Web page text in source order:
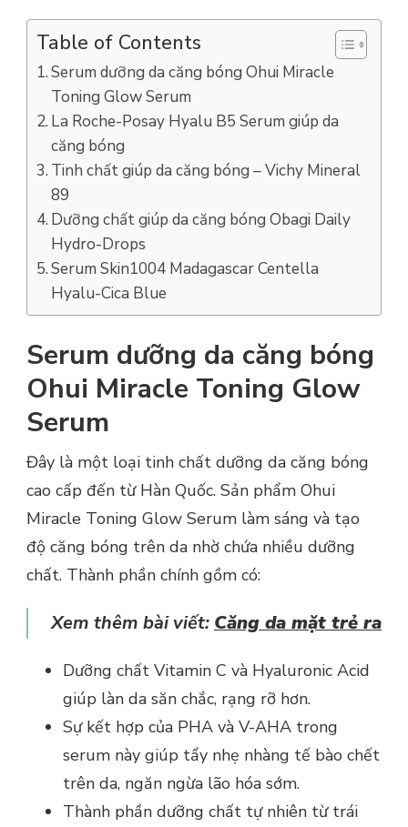
Table of Contents
Serum dưỡng da căng bóng Ohui Miracle
Toning Glow Serum
La Roche-Posay Hyalu B5 Serum giúp da
căng bóng
Tinh chất giúp da căng bóng – Vichy Mineral
89
Dưỡng chất giúp da căng bóng Obagi Daily
Hydro-Drops
Serum Skin1004 Madagascar Centella
Hyalu-Cica Blue
Serum dưỡng da căng bóng
Ohui Miracle Toning Glow
Serum
Đây là một loại tinh chất dưỡng da căng bóng
cao cấp đến từ Hàn Quốc. Sản phẩm Ohui
Miracle Toning Glow Serum làm sáng và tạo
độ căng bóng trên da nhờ chứa nhiều dưỡng
chất. Thành phần chính gồm có:
Xem thêm bài viết: Căng da mặt trẻ ra
Dưỡng chất Vitamin C và Hyaluronic Acid
giúp làn da săn chắc, rạng rỡ hơn.
Sự kết hợp của PHA và V-AHA trong
serum này giúp tẩy nhẹ nhàng tế bào chết
trên da, ngăn ngừa lão hóa sớm.
Thành phần dưỡng chất tự nhiên từ trái